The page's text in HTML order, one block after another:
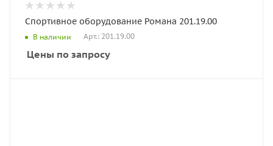
Спортивное оборудование Романа 201.19.00
В наличии Арт.: 201.19.00
Цены по запросу